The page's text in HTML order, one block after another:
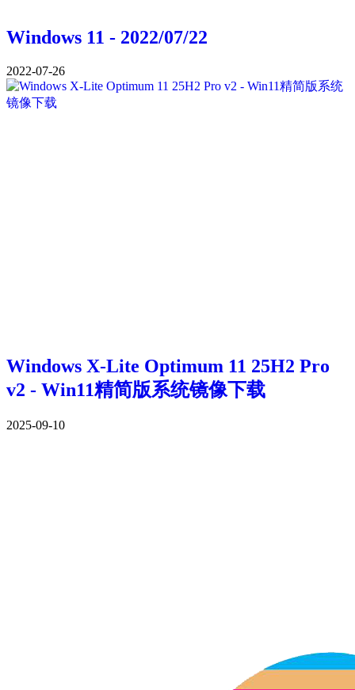
Windows 11 - 2022/07/22
2022-07-26
Windows X-Lite Optimum 11 25H2 Pro
v2 - Win11精简版系统镜像下载
2025-09-10